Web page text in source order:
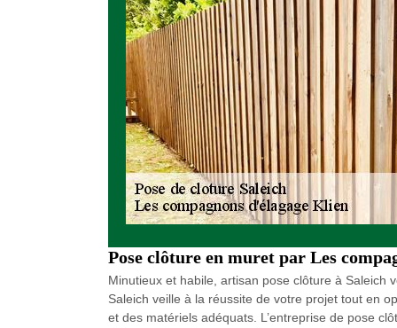
Pose clôture en muret par Les
Minutieux et habile, artisan pose clôture à Saleich
Saleich veille à la réussite de votre projet tout en
et des matériels adéquats. L’entreprise de pose